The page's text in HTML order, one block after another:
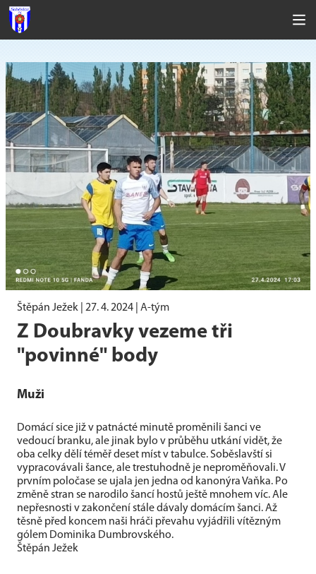
Štěpán Ježek | 27. 4. 2024 A-tým
Z Doubravky vezeme tři
"povinné" body
Muži
Domácí sice již v patnácté minutě proměnili šanci ve
vedoucí branku, ale jinak bylo v průběhu utkání vidět, že
oba celky dělí téměř deset míst v tabulce. Soběslavští si
vypracovávali šance, ale trestuhodně je neproměňovali. V
prvním poločase se ujala jen jedna od kanonýra Vaňka. Po
změně stran se narodilo šancí hostů ještě mnohem víc. Ale
nepřesnosti v zakončení stále dávaly domácím šanci. Až
těsně před koncem naši hráči převahu vyjádřili vítězným
gólem Dominika Dumbrovského.
Štěpán Ježek